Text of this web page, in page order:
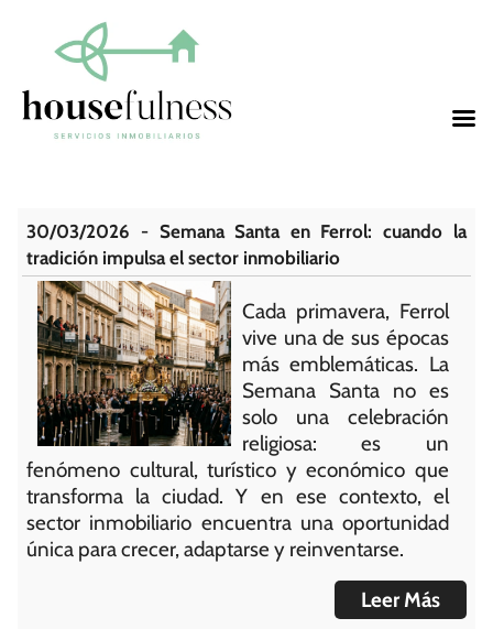
30/03/2026 - Semana Santa en Ferrol: cuando la
tradición impulsa el sector inmobiliario
Cada primavera, Ferrol
vive una de sus épocas
más emblemáticas. La
Semana Santa no es
solo una celebración
religiosa: es un
fenómeno cultural, turístico y económico que
transforma la ciudad. Y en ese contexto, el
sector inmobiliario encuentra una oportunidad
única para crecer, adaptarse y reinventarse.
Leer Más